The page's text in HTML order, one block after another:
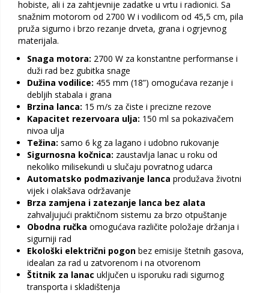
hobiste, ali i za zahtjevnije zadatke u vrtu i radionici. Sa
snažnim motorom od 2700 W i vodilicom od 45,5 cm, pila
pruža sigurno i brzo rezanje drveta, grana i ogrjevnog
materijala.
Snaga motora: 2700 W za konstantne performanse i
duži rad bez gubitka snage
Dužina vodilice: 455 mm (18”) omogućava rezanje i
debljih stabala i grana
Brzina lanca: 15 m/s za čiste i precizne rezove
Kapacitet rezervoara ulja: 150 ml sa pokazivačem
nivoa ulja
Težina: samo 6 kg za lagano i udobno rukovanje
Sigurnosna kočnica: zaustavlja lanac u roku od
nekoliko milisekundi u slučaju povratnog udarca
Automatsko podmazivanje lanca produžava životni
vijek i olakšava održavanje
Brza zamjena i zatezanje lanca bez alata
zahvaljujući praktičnom sistemu za brzo otpuštanje
Obodna ručka omogućava različite položaje držanja i
sigurniji rad
Ekološki električni pogon bez emisije štetnih gasova,
idealan za rad u zatvorenom i na otvorenom
Štitnik za lanac uključen u isporuku radi sigurnog
transporta i skladištenja